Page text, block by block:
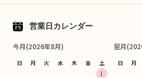
営業日カレンダー
今月(2026年8月)
日 月 火 水 木 金 土
1
翌月
日 月